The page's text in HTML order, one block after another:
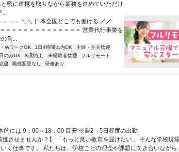
密に連携を取りながら業務を進めていただけ
...
＝＝ ＼＼ 日本全国どこでも働ける ／／
＝＝＝＝＝＝＝＝＝＝＝＝ 営業代行事業を
営...
WワークOK 1日4時間以内OK
主婦・主夫歓迎
のみOK 転勤なし 未経験者歓迎
フルリモート
迎 職種変更なし 研修あり
的には 9：00～18：00 目安 ※週2～5日程度の出勤
させませんか？】 「もっと良い教育を届けたい」 そんな学校現
く仕事です。 私たちは、学校ごとの理念や課題に向き合いながら